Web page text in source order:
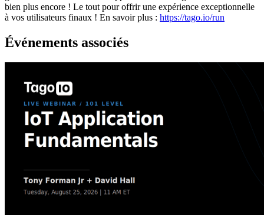
bien plus encore ! Le tout pour offrir une expérience exceptionnelle
à vos utilisateurs finaux ! En savoir plus : https://tago.io/run
Événements associés